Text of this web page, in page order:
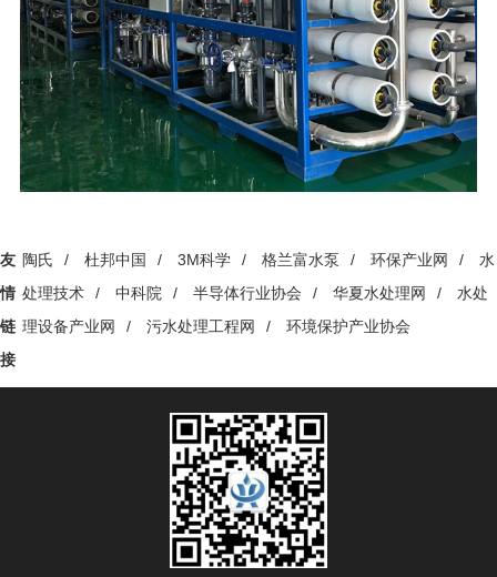
友
情
链
接
陶氏 / 杜邦中国 / 3M科学 / 格兰富水泵 / 环保产业网 /
水
处理技术
/ 中科院 / 半导体行业协会 / 华夏水处理网 /
水处
理设备产业网
/ 污水处理工程网 / 环境保护产业协会